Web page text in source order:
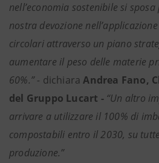
nell’economia sostenibile si
nostra devozione
circolari attraverso un piano
aumentare il peso delle materie
60%.” - dichiara Andrea Fano,
del Gruppo Lucart -“Un altro
arrivare a utilizzare il 100% di
compostabili entro il 2030, su
produzione.”